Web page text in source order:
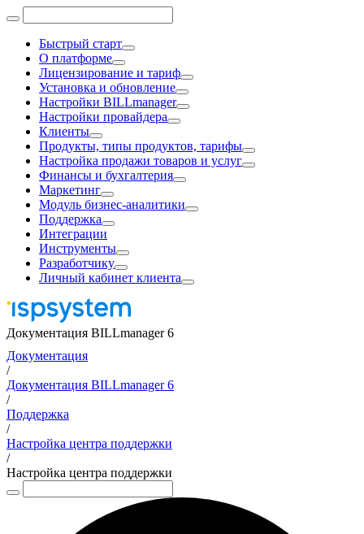
Быстрый старт
О платформе
Лицензирование и тариф
Установка и обновление
Настройки BILLmanager
Настройки провайдера
Клиенты
Продукты, типы продуктов, тарифы
Настройка продажи товаров и услуг
Финансы и бухгалтерия
Маркетинг
Модуль бизнес-аналитики
Поддержка
Интеграции
Инструменты
Разработчику
Личный кабинет клиента
Документация BILLmanager 6
Документация
/
Документация BILLmanager 6
/
Поддержка
/
Настройка центра поддержки
/
Настройка центра поддержки